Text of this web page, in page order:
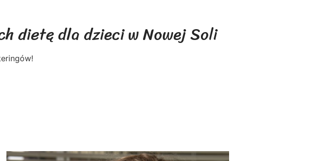
dietę dla dzieci w Nowej Soli